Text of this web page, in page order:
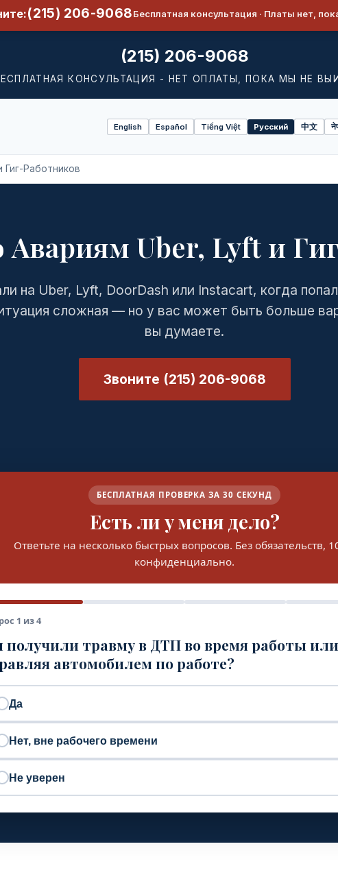
(215) 206-9068Бесплатная консультация · Платы нет,
(215) 206-9068
КОНСУЛЬТАЦИЯ - НЕТ ОПЛАТЫ, ПОКА МЫ НЕ
Select
language
English Español Tiếng Việt Русский 中文
Гиг-Работников
Авариям Uber, Lyft и
на Uber, Lyft, DoorDash или Instacart, когда
сложная — но у вас может быть больше
вы думаете.
Звоните (215) 206-9068
БЕСПЛАТНАЯ ПРОВЕРКА ЗА 30 СЕКУНД
Есть ли у меня дело?
Ответьте на несколько быстрых вопросов. Без обязательств,
конфиденциально.
1 из 4
получили травму в ДТП во время работы или
автомобилем по работе?
Да
Нет, вне рабочего времени
Не уверен